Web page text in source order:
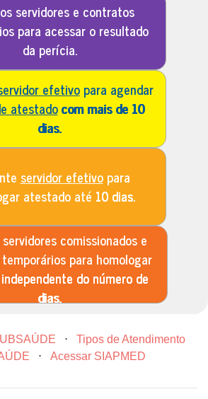
servidores e contratos
acessar o resultado
da perícia.
efetivo
para agendar
atestadocom mais de 10
dias.
servidor efetivopara
atestado até 10 dias.
comissionados e
para homologar
independente do número de
dias.
⋅
Tipos de Atendimento
⋅ Acessar SIAPMED